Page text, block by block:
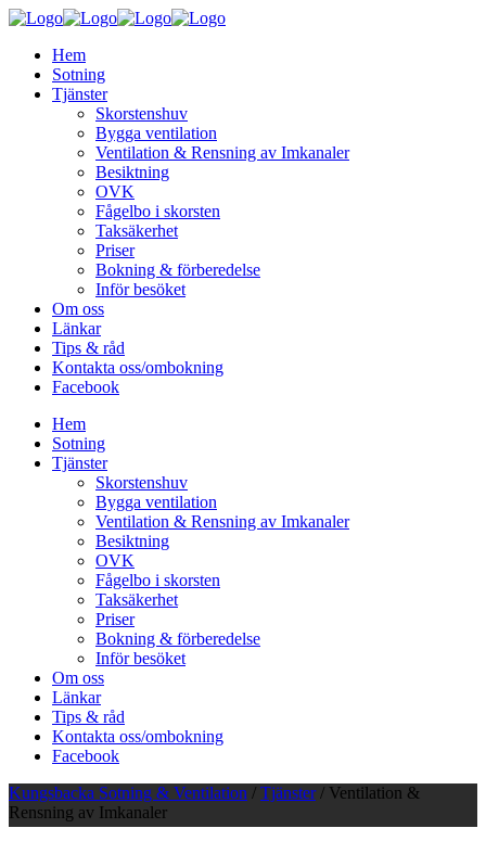
Hem
Sotning
Tjänster
Skorstenshuv
Bygga ventilation
Ventilation & Rensning av Imkanaler
Besiktning
OVK
Fågelbo i skorsten
Taksäkerhet
Priser
Bokning & förberedelse
Inför besöket
Om oss
Länkar
Tips & råd
Kontakta oss/ombokning
Facebook
Hem
Sotning
Tjänster
Skorstenshuv
Bygga ventilation
Ventilation & Rensning av Imkanaler
Besiktning
OVK
Fågelbo i skorsten
Taksäkerhet
Priser
Bokning & förberedelse
Inför besöket
Om oss
Länkar
Tips & råd
Kontakta oss/ombokning
Facebook
Kungsbacka Sotning & Ventilation / Tjänster/ Ventilation &
Rensning av Imkanaler